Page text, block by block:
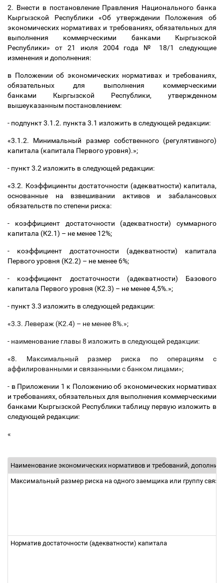
2. Внести в постановление Правления Национального банка
Кыргызской Республики «Об утверждении Положения об
экономических нормативах и требованиях, обязательных для
выполнения коммерческими банками Кыргызской
Республики» от 21 июля 2004 года № 18/1 следующие
изменения и дополнения:
в Положении об экономических нормативах и требованиях,
обязательных для выполнения коммерческими
банками Кыргызской Республики, утвержденном
вышеуказанным постановлением:
- подпункт 3.1.2. пункта 3.1 изложить в следующей редакции:
«3.1.2. Минимальный размер собственного (регулятивного)
капитала (капитала Первого уровня).»;
- пункт 3.2 изложить в следующей редакции:
«3.2. Коэффициенты достаточности (адекватности) капитала,
основанные на взвешивании активов и забалансовых
обязательств по степени риска:
- коэффициент достаточности (адекватности) суммарного
капитала (К2.1) – не менее 12%;
- коэффициент достаточности (адекватности) капитала
Первого уровня (К2.2) – не менее 6%;
- коэффициент достаточности (адекватности) Базового
капитала Первого уровня (К2.3) – не менее 4,5%.»;
- пункт 3.3 изложить в следующей редакции:
«3.3. Левераж (К2.4) – не менее 8%.»;
- наименование главы 8 изложить в следующей редакции:
«8. Максимальный размер риска по операциям с
аффилированными и связанными с банком лицами»;
- в Приложении 1 к Положению об экономических нормативах
и требованиях, обязательных для выполнения коммерческими
банками Кыргызской Республики таблицу первую изложить в
следующей редакции:
«
Наименование экономических нормативов и требований,
Максимальный размер риска на одного заемщика или группу
Норматив достаточности (адекватности) капитала